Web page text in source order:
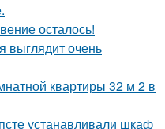
осталось!
выглядит очень
квартиры 32 м 2 в
устанавливали шкаф